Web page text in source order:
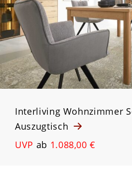
Interliving Wohnzimmer
Auszugtisch
UVP ab 1.088,00 €